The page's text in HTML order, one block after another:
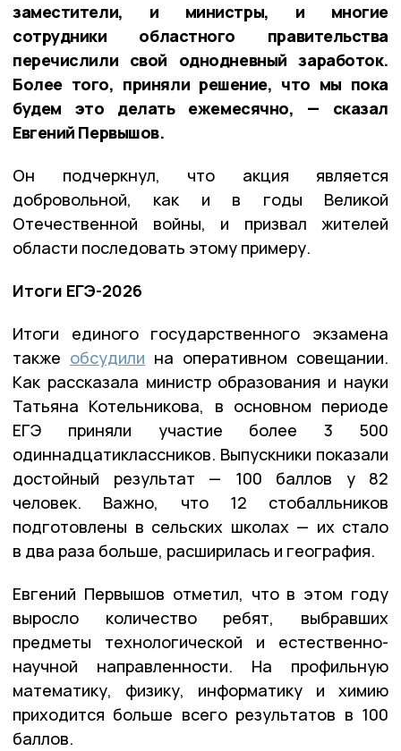
заместители, и министры, и многие
сотрудники областного правительства
перечислили свой однодневный заработок.
Более того, приняли решение, что мы пока
будем это делать ежемесячно, — сказал
Евгений Первышов.
Он подчеркнул, что акция является
добровольной, как и в годы Великой
Отечественной войны, и призвал жителей
области последовать этому примеру.
Итоги ЕГЭ-2026
Итоги единого государственного экзамена
также обсудили на оперативном совещании.
Как рассказала министр образования и науки
Татьяна Котельникова, в основном периоде
ЕГЭ приняли участие более 3 500
одиннадцатиклассников. Выпускники показали
достойный результат — 100 баллов у 82
человек. Важно, что 12 стобалльников
подготовлены в сельских школах — их стало
в два раза больше, расширилась и география.
Евгений Первышов отметил, что в этом году
выросло количество ребят, выбравших
предметы технологической и естественно-
научной направленности. На профильную
математику, физику, информатику и химию
приходится больше всего результатов в 100
баллов.